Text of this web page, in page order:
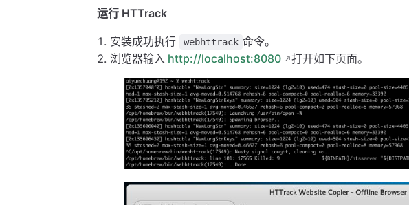
运行 HTTrack
安装成功执行 webhttrack 命令。
浏览器输入 http://localhost:8080 打开如下页面。